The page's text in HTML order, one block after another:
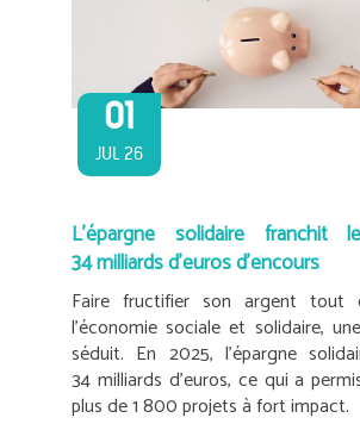
01
JUL 26
L’épargne solidaire
34 milliards d’euros d’encours
Faire fructifier son argent tout
l’économie sociale et solidaire,
séduit. En 2025, l’épargne
34 milliards d’euros, ce qui a
plus de 1 800 projets à fort impact.